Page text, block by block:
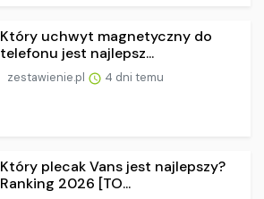
Który uchwyt magnetyczny do
telefonu jest najlepsz...
zestawienie.pl 4 dni temu
Który plecak Vans jest najlepszy?
Ranking 2026 [TO...